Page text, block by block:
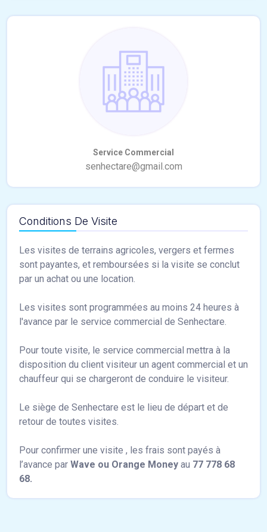
Conditions De Visite
Les visites de terrains agricoles, vergers et fermes
sont payantes, et remboursées si la visite se conclut
par un achat ou une location.
Les visites sont programmées au moins 24 heures à
l'avance par le service commercial de Senhectare.
Pour toute visite, le service commercial mettra à la
disposition du client visiteur un agent commercial et un
chauffeur qui se chargeront de conduire le visiteur.
Le siège de Senhectare est le lieu de départ et de
retour de toutes visites.
Pour confirmer une visite , les frais sont payés à
l’avance par Wave ou Orange Money au 77 778 68
68.